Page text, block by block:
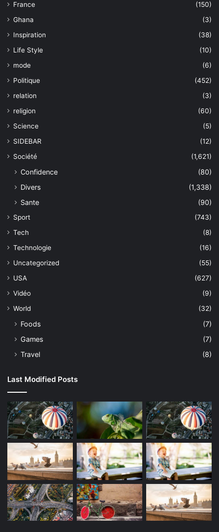
France
(150)
Ghana
(3)
Inspiration
(38)
Life Style
(10)
mode
(6)
Politique
(452)
relation
(3)
religion
(60)
Science
(5)
SIDEBAR
(12)
Société
(1,621)
Confidence
(80)
Divers
(1,338)
Sante
(90)
Sport
(743)
Tech
(8)
Technologie
(16)
Uncategorized
(55)
USA
(627)
Vidéo
(9)
World
(32)
Foods
(7)
Games
(7)
Travel
(8)
Last Modified Posts